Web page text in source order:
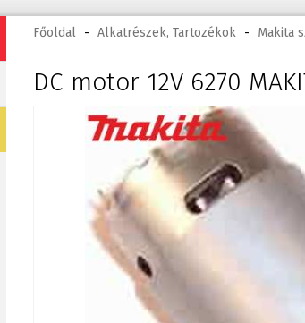
Főoldal - Alkatrészek, Tartozékok - Makita
DC motor 12V 6270